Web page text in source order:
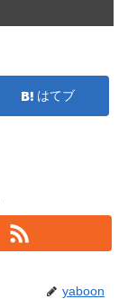
はてブ
yaboon